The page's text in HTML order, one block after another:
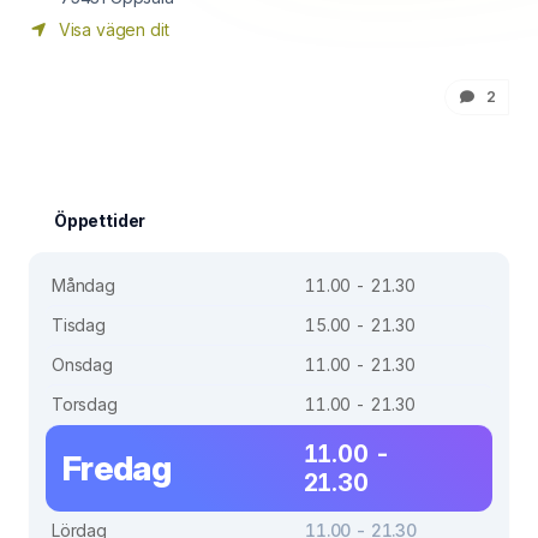
Visa vägen dit
2
Öppettider
Måndag
11.00 - 21.30
Tisdag
15.00 - 21.30
Onsdag
11.00 - 21.30
Torsdag
11.00 - 21.30
Fredag
11.00 -
21.30
Lördag 11.00 - 21.30